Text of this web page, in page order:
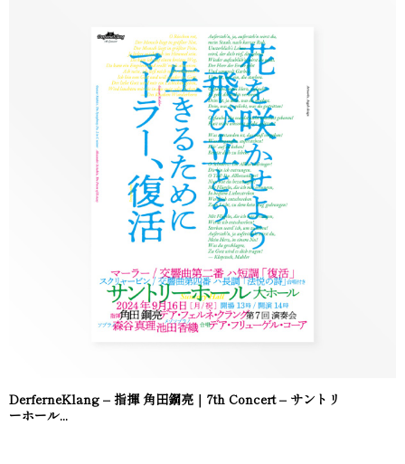
DerferneKlang – 指揮 角田鋼亮｜7th Concert – サントリ
ーホール...